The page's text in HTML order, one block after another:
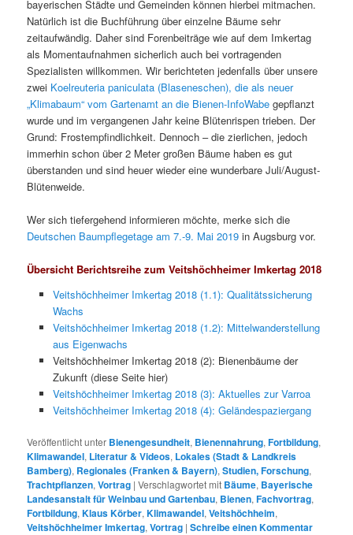
bayerischen Städte und Gemeinden können hierbei mitmachen.
Natürlich ist die Buchführung über einzelne Bäume sehr
zeitaufwändig. Daher sind Forenbeiträge wie auf dem Imkertag
als Momentaufnahmen sicherlich auch bei vortragenden
Spezialisten willkommen. Wir berichteten jedenfalls über unsere
zwei Koelreuteria paniculata (Blaseneschen), die als neuer
„Klimabaum“ vom Gartenamt an die Bienen-InfoWabe gepflanzt
wurde und im vergangenen Jahr keine Blütenrispen trieben. Der
Grund: Frostempfindlichkeit. Dennoch – die zierlichen, jedoch
immerhin schon über 2 Meter großen Bäume haben es gut
überstanden und sind heuer wieder eine wunderbare Juli/August-
Blütenweide.
Wer sich tiefergehend informieren möchte, merke sich die
Deutschen Baumpflegetage am 7.-9. Mai 2019 in Augsburg vor.
Übersicht Berichtsreihe zum Veitshöchheimer Imkertag 2018
Veitshöchheimer Imkertag 2018 (1.1): Qualitätssicherung
Wachs
Veitshöchheimer Imkertag 2018 (1.2): Mittelwanderstellung
aus Eigenwachs
Veitshöchheimer Imkertag 2018 (2): Bienenbäume der
Zukunft (diese Seite hier)
Veitshöchheimer Imkertag 2018 (3): Aktuelles zur Varroa
Veitshöchheimer Imkertag 2018 (4): Geländespaziergang
Veröffentlicht unter Bienengesundheit, Bienennahrung,Fortbildung,
Klimawandel, Literatur & Videos, Lokales (Stadt & Landkreis
Bamberg), Regionales (Franken & Bayern),Studien, Forschung,
Trachtpflanzen,Vortrag |Verschlagwortet mit Bäume, Bayerische
Landesanstalt für Weinbau und Gartenbau, Bienen,Fachvortrag,
Fortbildung,Klaus Körber,Klimawandel,Veitshöchheim,
Veitshöchheimer Imkertag,Vortrag |Schreibe einen Kommentar